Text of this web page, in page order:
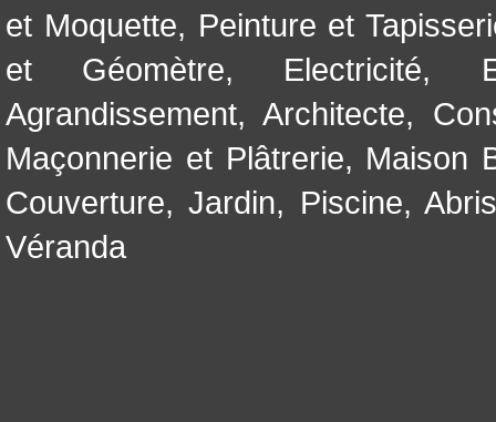
et Moquette, Peinture et
et Géomètre, Electricité,
Agrandissement, Architecte,
Maçonnerie et Plâtrerie, Maison
Couverture,Jardin, Piscine,
Véranda